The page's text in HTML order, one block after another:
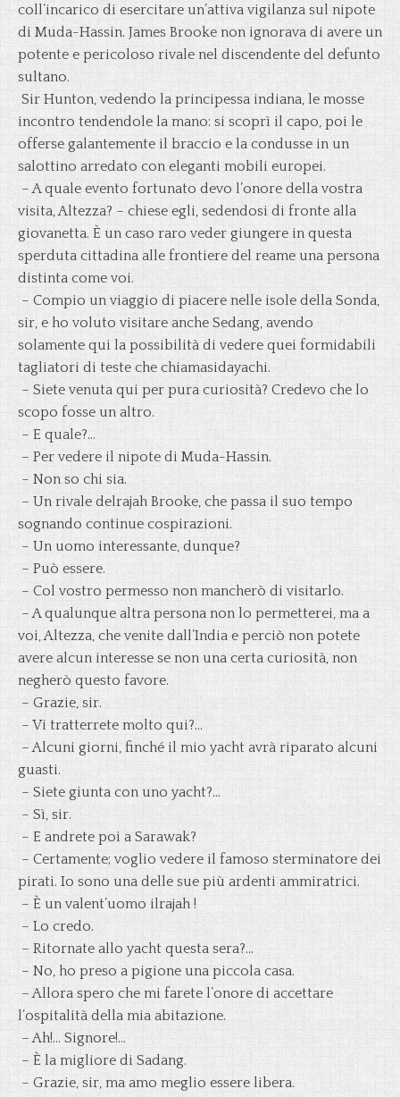
coll’incarico di esercitare un’attiva vigilanza sul nipote
di Muda-Hassin. James Brooke non ignorava di avere un
potente e pericoloso rivale nel discendente del defunto
sultano.
Sir Hunton, vedendo la principessa indiana, le mosse
incontro tendendole la mano: si scoprì il capo, poi le
offerse galantemente il braccio e la condusse in un
salottino arredato con eleganti mobili europei.
– A quale evento fortunato devo l’onore della vostra
visita, Altezza? – chiese egli, sedendosi di fronte alla
giovanetta. È un caso raro veder giungere in questa
sperduta cittadina alle frontiere del reame una persona
distinta come voi.
– Compio un viaggio di piacere nelle isole della Sonda,
sir, e ho voluto visitare anche Sedang, avendo
solamente qui la possibilità di vedere quei formidabili
tagliatori di teste che chiamasidayachi.
– Siete venuta qui per pura curiosità? Credevo che lo
scopo fosse un altro.
– E quale?…
– Per vedere il nipote di Muda-Hassin.
– Non so chi sia.
– Un rivale delrajah Brooke, che passa il suo tempo
sognando continue cospirazioni.
– Un uomo interessante, dunque?
– Può essere.
– Col vostro permesso non mancherò di visitarlo.
– A qualunque altra persona non lo permetterei, ma a
voi, Altezza, che venite dall’India e perciò non potete
avere alcun interesse se non una certa curiosità, non
negherò questo favore.
– Grazie, sir.
– Vi tratterrete molto qui?…
– Alcuni giorni, finché il mio yacht avrà riparato alcuni
guasti.
– Siete giunta con uno yacht?…
– Sì, sir.
– E andrete poi a Sarawak?
– Certamente; voglio vedere il famoso sterminatore dei
pirati. Io sono una delle sue più ardenti ammiratrici.
– È un valent’uomo ilrajah !
– Lo credo.
– Ritornate allo yacht questa sera?…
– No, ho preso a pigione una piccola casa.
– Allora spero che mi farete l’onore di accettare
l’ospitalità della mia abitazione.
– Ah!… Signore!…
– È la migliore di Sadang.
– Grazie, sir, ma amo meglio essere libera.